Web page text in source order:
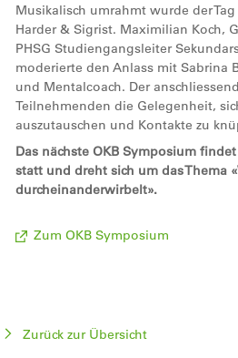
Musikalisch umrahmt wurde der
Harder & Sigrist. Maximilian Koch,
PHSG Studiengangsleiter
moderierte den Anlass mit Sabrina
und Mentalcoach. Der
Teilnehmenden die Gelegenheit,
auszutauschen und Kontakte zu
Das nächste OKB Symposium
statt und dreht sich um das Thema
durcheinanderwirbelt».
Zum OKB Symposium
Zurück zur Übersicht